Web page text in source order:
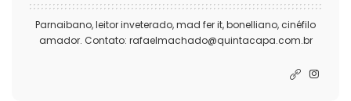
Parnaibano, leitor inveterado, mad fer it, bonelliano, cinéfilo
amador. Contato: rafaelmachado@quintacapa.com.br